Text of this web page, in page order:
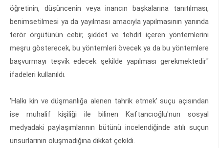
öğretinin, düşüncenin veya inancın başkalarına tanıtılması,
benimsetilmesi ya da yayılması amacıyla yapılmasının yanında
terör örgütünün cebir, şiddet ve tehdit içeren yöntemlerini
meşru gösterecek, bu yöntemleri övecek ya da bu yöntemlere
başvurmayı teşvik edecek şekilde yapılması gerekmektedir"
ifadeleri kullanıldı.
'Halkı kin ve düşmanlığa alenen tahrik etmek' suçu açısından
ise muhalif kişiliği ile bilinen Kaftancıoğlu'nun sosyal
medyadaki paylaşımlarının bütünü incelendiğinde atılı suçun
unsurlarının oluşmadığına dikkat çekildi.